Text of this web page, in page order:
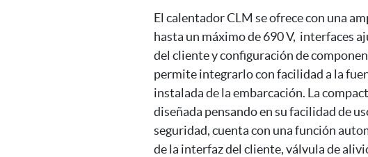
El calentador CLM se ofrece con una
hasta un máximo de 690 V, interfaces
del cliente y configuración de
permite integrarlo con facilidad a la
instalada de la embarcación. La
diseñada pensando en su facilidad de
seguridad, cuenta con una función
de la interfaz del cliente, válvula de